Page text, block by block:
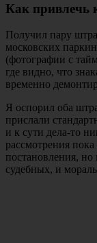
Как привлечь
Получил пару
московских
(фотографии с
где видно, что
временно
Я оспорил оба
прислали
и к сути дела-то
рассмотрения
постановления,
судебных, и